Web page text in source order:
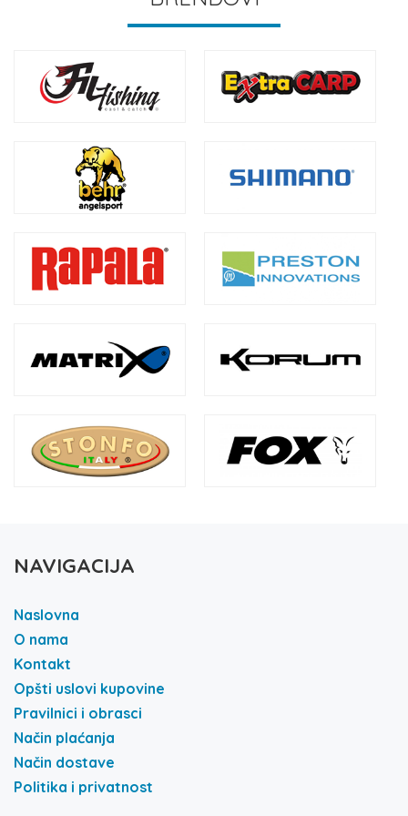
NAVIGACIJA
Naslovna
O nama
Kontakt
Opšti uslovi kupovine
Pravilnici i obrasci
Način plaćanja
Način dostave
Politika i privatnost